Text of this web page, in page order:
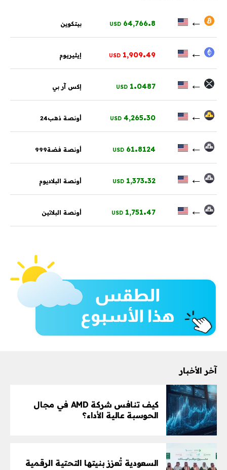
←
64,766.8
USD بيتكوين
←
1,909.49
USD إيثيريوم
←
1.0487
USD إكس آر بي
←
4,265.30
USD أونصة ذهب24
←
61.8124
USD أونصة فضة999
←
1,373.32
USD أونصة البلاديوم
←
1,751.47
USD أونصة البلاتين
آخر الأخبار
كيف تنافس شركة AMD في مجال
الحوسبة عالية الأداء؟
السعودية تُعزز بنيتها التحتية الرقمية